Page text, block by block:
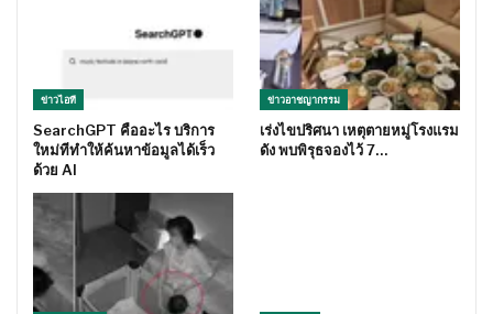
ข่าวไอที
SearchGPT คืออะไร บริการ
ใหม่ทีทำให้ค้นหาข้อมูลได้เร็ว
ด้วย AI
ข่าวอาชญากรรม
เร่งไขปริศนา เหตุตายหมู่โรงแรม
ดัง พบพิรุธจองไว้ 7…